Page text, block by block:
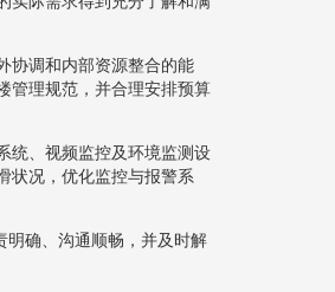
协调和内部资源整合的能
管理规范，并合理安排预算
统、视频监控及环境监测设
状况，优化监控与报警系
明确、沟通顺畅，并及时解